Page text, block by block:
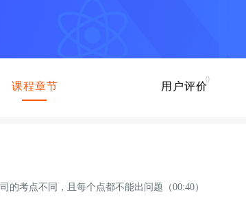
课程章节 用户评价
0
的考点不同，且每个点都不能出问题（00:40）